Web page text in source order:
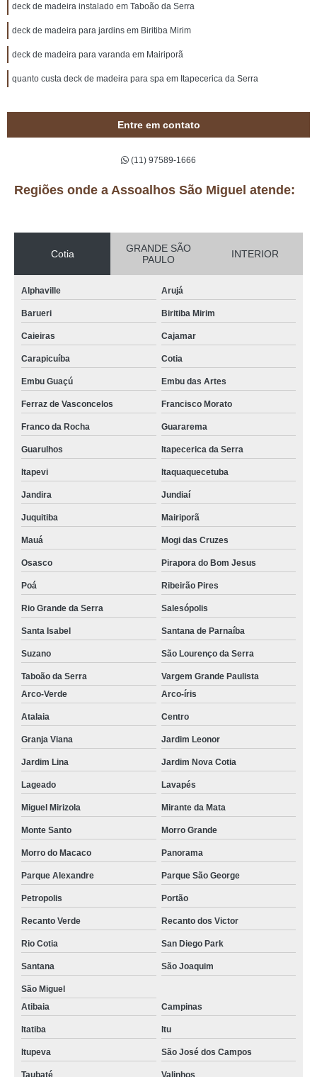
deck de madeira instalado em Taboão da Serra
deck de madeira para jardins em Biritiba Mirim
deck de madeira para varanda em Mairiporã
quanto custa deck de madeira para spa em Itapecerica da Serra
Entre em contato
(11) 97589-1666
Regiões onde a Assoalhos São Miguel atende:
Cotia
GRANDE SÃO
PAULO
INTERIOR
Alphaville Arujá
Barueri Biritiba Mirim
Caieiras Cajamar
Carapicuíba Cotia
Embu Guaçú Embu das Artes
Ferraz de Vasconcelos Francisco Morato
Franco da Rocha Guararema
Guarulhos Itapecerica da Serra
Itapevi Itaquaquecetuba
Jandira Jundiaí
Juquitiba Mairiporã
Mauá Mogi das Cruzes
Osasco Pirapora do Bom Jesus
Poá Ribeirão Pires
Rio Grande da Serra Salesópolis
Santa Isabel Santana de Parnaíba
Suzano São Lourenço da Serra
Taboão da Serra
Vargem Grande Paulista
Arco-Verde
Arco-íris
Atalaia Centro
Granja Viana Jardim Leonor
Jardim Lina Jardim Nova Cotia
Lageado Lavapés
Miguel Mirizola Mirante da Mata
Monte Santo Morro Grande
Morro do Macaco Panorama
Parque Alexandre Parque São George
Petropolis Portão
Recanto Verde Recanto dos Victor
Rio Cotia San Diego Park
Santana São Joaquim
São Miguel
Atibaia
Campinas
Itatiba Itu
Itupeva São José dos Campos
Taubaté Valinhos